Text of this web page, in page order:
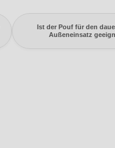
Ist der Pouf für den
Außeneinsatz